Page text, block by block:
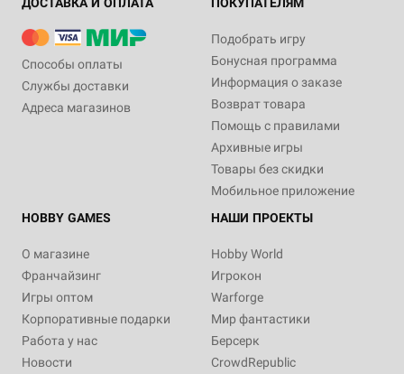
ДОСТАВКА И ОПЛАТА
Способы оплаты
Службы доставки
Адреса магазинов
ПОКУПАТЕЛЯМ
Подобрать игру
Бонусная программа
Информация о заказе
Возврат товара
Помощь с правилами
Архивные игры
Товары без скидки
Мобильное приложение
HOBBY GAMES
О магазине
Франчайзинг
Игры оптом
Корпоративные подарки
Работа у нас
Новости
НАШИ ПРОЕКТЫ
Hobby World
Игрокон
Warforge
Мир фантастики
Берсерк
CrowdRepublic